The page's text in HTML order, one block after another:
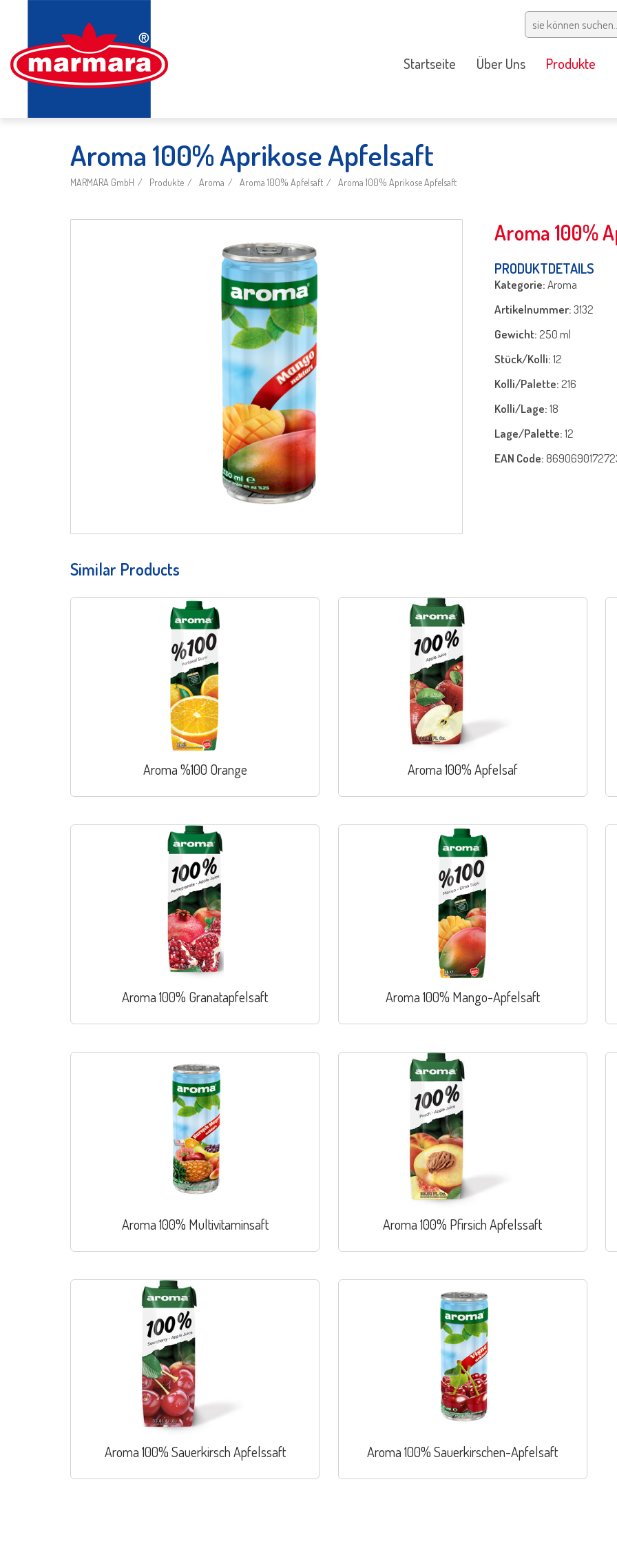
Startseite Über Uns Produkte
Aroma 100% Aprikose Apfelsaft
MARMARA GmbH Produkte Aroma Aroma 100% Apfelsaft Aroma 100% Aprikose Apfelsaft
Aroma 100%
PRODUKTDETAILS
Kategorie:Aroma
Artikelnummer:3132
Gewicht:250 ml
Stück/Kolli:12
Kolli/Palette:216
Kolli/Lage:18
Lage/Palette:12
EAN Code:
Similar Products
Aroma %100 Orange Aroma 100% Apfelsaf
Aroma 100% Granatapfelsaft Aroma 100% Mango-Apfelsaft
Aroma 100% Multivitaminsaft Aroma 100% Pfirsich Apfelssaft
Aroma 100% Sauerkirsch Apfelssaft Aroma 100% Sauerkirschen-Apfelsaft